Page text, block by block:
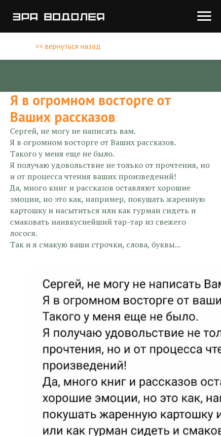
<< вернуться назад
Я в огромном восторге от
Ваших рассказов
Сергей, не могу не написать вам.
Я в огромном восторге от Ваших рассказов.
Такого у меня еще не было.
Я получаю удовольствие не только от прочтения, но
и от процесса чтения ваших произведений!
Да, много книг и рассказов оставляют хорошие
эмоции, но это как, например, покушать жаренную
картошку и насытиться или как гурман сидеть и
смаковать наивкуснейший тар-тар из свежего
лосося.
Так и я смакую ваши строчки, слова, буквы...